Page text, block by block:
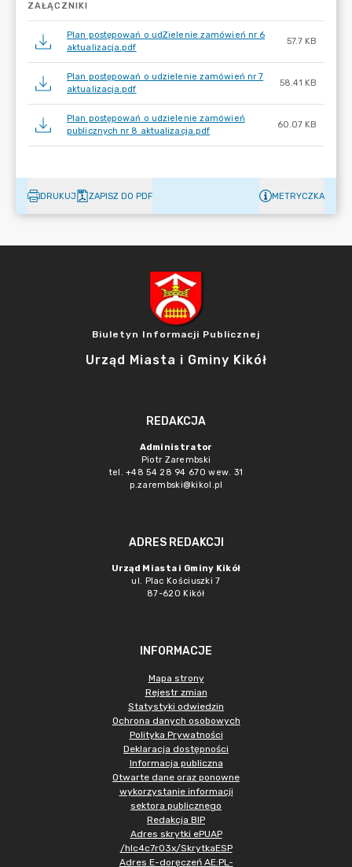
ZAŁĄCZNIKI
Plan postępowań o udZielenie zamówień nr 6
aktualizacja.pdf
57.7 KB
Plan postępowań o udzielenie zamówień nr 7
aktualizacja.pdf
58.41 KB
Plan postępowań o udzielenie zamówień
publicznych nr 8 aktualizacja.pdf
60.07 KB
DRUKUJ ZAPISZ DO PDF METRYCZKA
Biuletyn Informacji Publicznej
Urząd Miasta i Gminy Kikół
REDAKCJA
Administrator
Piotr Zarembski
tel. +48 54 28 94 670 wew. 31
p.zarembski@kikol.pl
ADRES REDAKCJI
Urząd Miasta i Gminy Kikół
ul. Plac Kościuszki 7
87-620 Kikół
INFORMACJE
Mapa strony
Rejestr zmian
Statystyki odwiedzin
Ochrona danych osobowych
Polityka Prywatności
Deklaracja dostępności
Informacja publiczna
Otwarte dane oraz ponowne
wykorzystanie informacji
sektora publicznego
Redakcja BIP
Adres skrytki ePUAP
/hlc4c7r03x/SkrytkaESP
Adres E-doręczeń AE:PL-